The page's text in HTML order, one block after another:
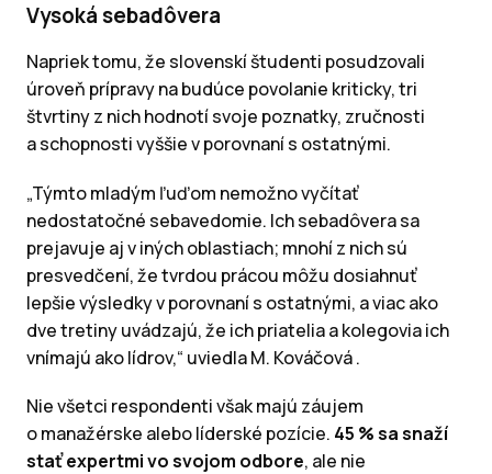
Vysoká sebadôvera
Napriek tomu, že slovenskí študenti posudzovali
úroveň prípravy na budúce povolanie kriticky, tri
štvrtiny z nich hodnotí svoje poznatky, zručnosti
a schopnosti vyššie v porovnaní s ostatnými.
„Týmto mladým ľuďom nemožno vyčítať
nedostatočné sebavedomie. Ich sebadôvera sa
prejavuje aj v iných oblastiach; mnohí z nich sú
presvedčení, že tvrdou prácou môžu dosiahnuť
lepšie výsledky v porovnaní s ostatnými, a viac ako
dve tretiny uvádzajú, že ich priatelia a kolegovia ich
vnímajú ako lídrov,“ uviedla M. Kováčová .
Nie všetci respondenti však majú záujem
o manažérske alebo líderské pozície. 45 % sa snaží
stať expertmi vo svojom odbore, ale nie